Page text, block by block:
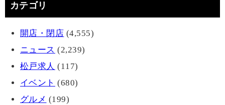
カテゴリ
開店・閉店 (4,555)
ニュース (2,239)
松戸求人 (117)
イベント (680)
グルメ (199)